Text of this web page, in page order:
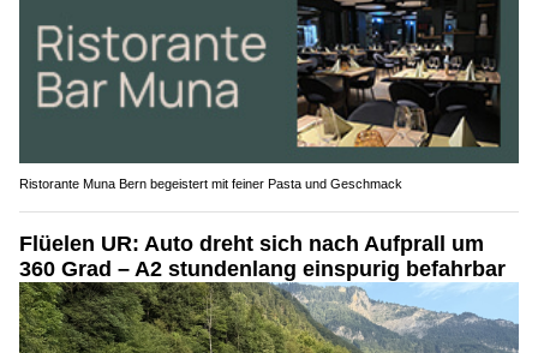
Ristorante Muna Bern begeistert mit feiner Pasta und Geschmack
Flüelen UR: Auto dreht sich nach Aufprall um
360 Grad – A2 stundenlang einspurig befahrbar